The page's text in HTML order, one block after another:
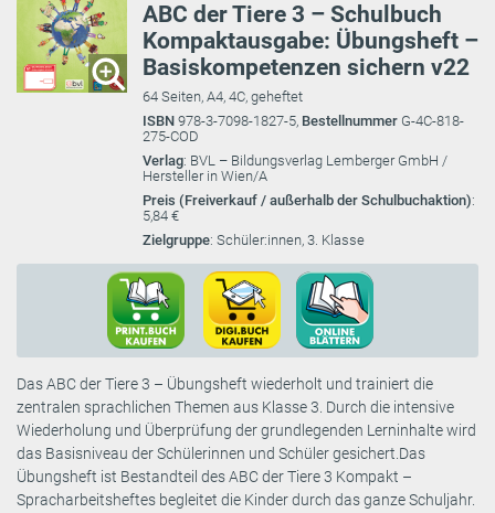
ABC der Tiere 3 – Schulbuch
Kompaktausgabe: Übungsheft –
Basiskompetenzen sichern v22
64 Seiten, A4, 4C, geheftet
ISBN 978-3-7098-1827-5, Bestellnummer G-4C-818-
275-COD
Verlag: BVL – Bildungsverlag Lemberger GmbH /
Hersteller in Wien/A
Preis (Freiverkauf / außerhalb der Schulbuchaktion):
5,84 €
Zielgruppe: Schüler:innen, 3. Klasse
Das ABC der Tiere 3 – Übungsheft wiederholt und trainiert die
zentralen sprachlichen Themen aus Klasse 3. Durch die intensive
Wiederholung und Überprüfung der grundlegenden Lerninhalte wird
das Basisniveau der Schülerinnen und Schüler gesichert.Das
Übungsheft ist Bestandteil des ABC der Tiere 3 Kompakt –
Spracharbeitsheftes begleitet die Kinder durch das ganze Schuljahr.